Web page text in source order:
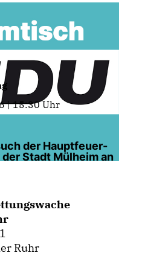
| 15:30 Uhr
der Hauptfeuer-
Stadt Mülheim an
Ruhr